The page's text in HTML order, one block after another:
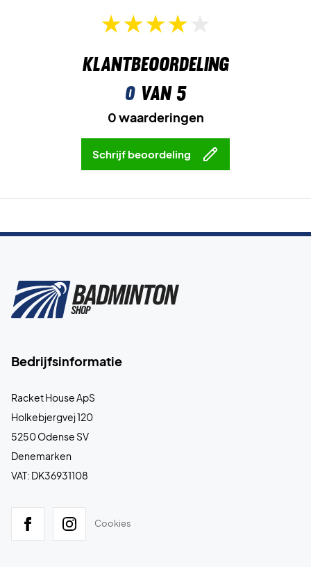
Klantbeoordeling
0van 5
0 waarderingen
Schrijf beoordeling
Bedrijfsinformatie
Racket House ApS
Holkebjergvej 120
5250 Odense SV
Denemarken
VAT: DK36931108
Cookies